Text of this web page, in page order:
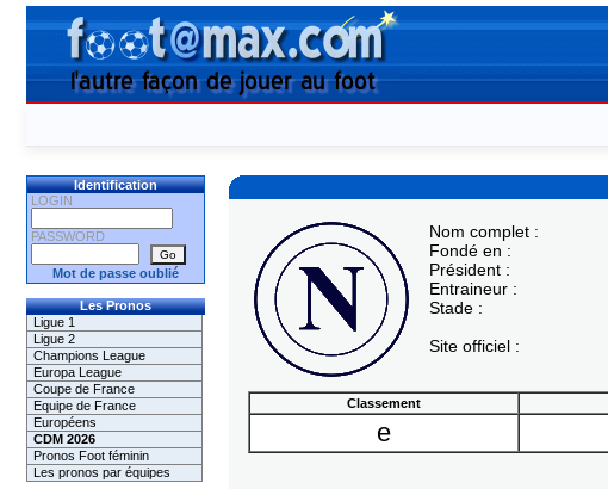
Identification
LOGIN
PASSWORD
Mot de passe oublié
Les Pronos
Ligue 1
Ligue 2
Champions League
Europa League
Coupe de France
Equipe de France
Européens
CDM 2026
Pronos Foot féminin
Les pronos par équipes
Nom complet :
Fondé en :
Président :
Entraineur :
Stade :
Site officiel :
Classement
e